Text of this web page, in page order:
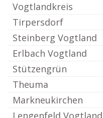
Vogtlandkreis
Tirpersdorf
Steinberg Vogtland
Erlbach Vogtland
Stützengrün
Theuma
Markneukirchen
Lengenfeld Vogtland